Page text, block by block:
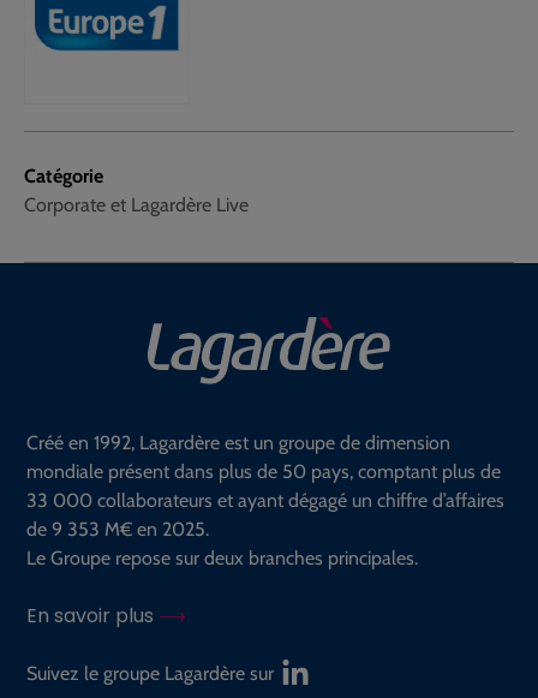
Catégorie
Corporate et Lagardère Live
Créé en 1992, Lagardère est un groupe de dimension
mondiale présent dans plus de 50 pays, comptant plus de
33 000 collaborateurs et ayant dégagé un chiffre d’affaires
de 9 353 M€ en 2025.
Le Groupe repose sur deux branches principales.
En savoir plus
Suivez le groupe Lagardère sur